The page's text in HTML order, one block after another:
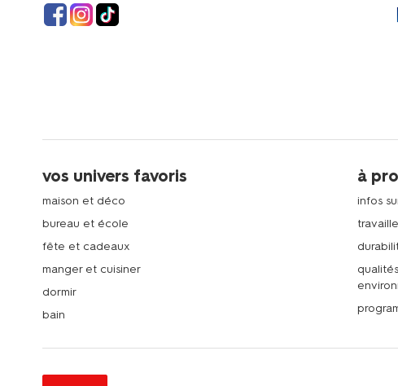
vos univers favoris
maison et déco
bureau et école
fête et cadeaux
manger et cuisiner
dormir
bain
à
infos